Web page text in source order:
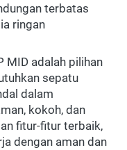
terbatas
ringan
MID adalah pilihan
sepatu
dalam
kokoh, dan
fitur-fitur terbaik,
dengan aman dan